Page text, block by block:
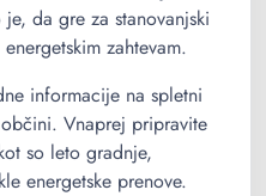
da gre za stanovanjski
zahtevam.
informacije na spletni
Vnaprej pripravite
so leto gradnje,
energetske prenove.